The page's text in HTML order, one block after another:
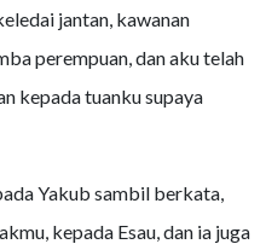
jantan, kawanan
perempuan, dan aku telah
kepada tuanku supaya
Yakub sambil berkata,
kepada Esau, dan ia juga